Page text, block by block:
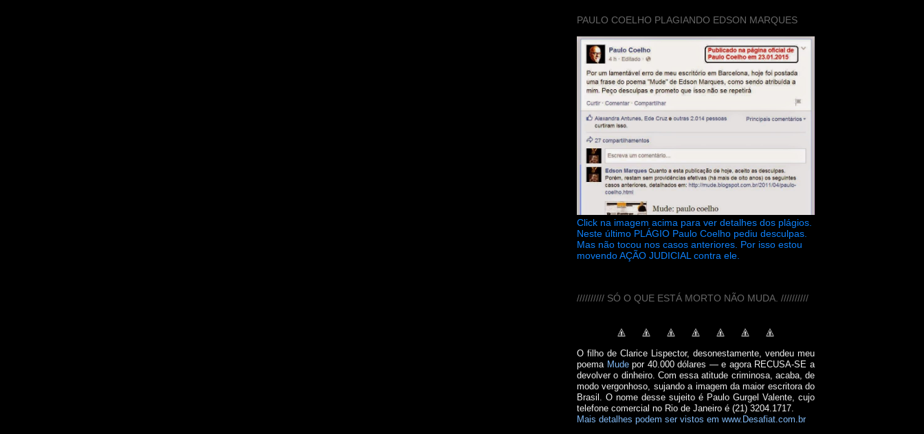
PAULO COELHO PLAGIANDO EDSON MARQUES
Click na imagem acima para ver detalhes dos plágios.
Neste último PLÁGIO Paulo Coelho pediu desculpas.
Mas não tocou nos casos anteriores. Por isso estou
movendo AÇÃO JUDICIAL contra ele.
////////// SÓ O QUE ESTÁ MORTO NÃO MUDA. //////////
O filho de Clarice Lispector, desonestamente, vendeu meu
poema Mudepor 40.000 dólares — e agora RECUSA-SE a
devolver o dinheiro. Com essa atitude criminosa, acaba, de
modo vergonhoso, sujando a imagem da maior escritora do
Brasil. O nome desse sujeito é Paulo Gurgel Valente, cujo
telefone comercial no Rio de Janeiro é (21) 3204.1717.
Mais detalhes podem ser vistos em www.Desafiat.com.br